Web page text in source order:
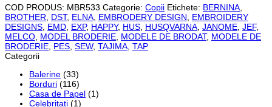
COD PRODUS: MBR533 Categorie: Copii Etichete: BERNINA
BROTHER
DST, ELNA EMBRODERY DESIGN
EMBROIDERY
DESIGNS EMD EXP, HAPPY, HUS HUSQVARNA JANOME JEF,
MELCO MODEL BRODERIE MODELE DE BRODAT, MODELE DE
BRODERIE PES SEW, TAJIMA TAP
Categorii
Balerine (33)
Borduri (116)
Casa de Papel (1)
Celebritati (1)